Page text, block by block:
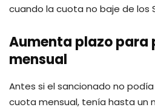
cuando la cuota no baje de los
Aumenta plazo para
mensual
Antes si el sancionado no
cuota mensual, tenía hasta un